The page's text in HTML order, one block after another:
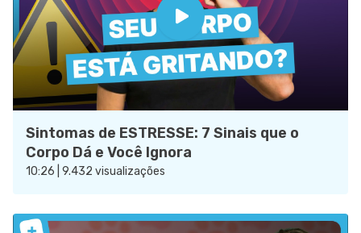
Sintomas de ESTRESSE: 7 Sinais que o
Corpo Dá e Você Ignora
10:26 | 9.432 visualizações